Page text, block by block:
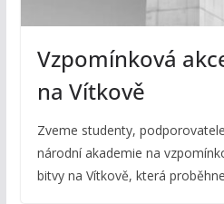
Vzpomínková
na Vítkově
Zveme studenty,
národní akademie na
bitvy na Vítkově, která